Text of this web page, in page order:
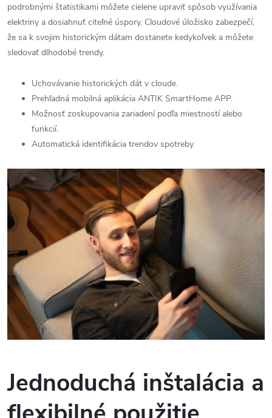
podrobnými štatistikami môžete cielene upraviť spôsob využívania
elektriny a dosiahnuť citeľné úspory. Cloudové úložisko zabezpečí,
že sa k svojim historickým dátam dostanete kedykoľvek a môžete
sledovať dlhodobé trendy.
Uchovávanie historických dát v cloude.
Prehľadná mobilná aplikácia ANTIK SmartHome APP.
Možnosť zoskupovania zariadení podľa miestností alebo
funkcií.
Automatická identifikácia trendov spotreby.
Jednoduchá inštalácia a